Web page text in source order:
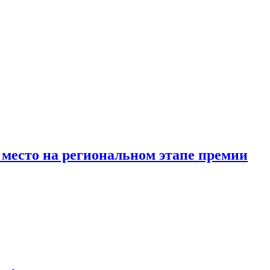
на региональном этапе премии